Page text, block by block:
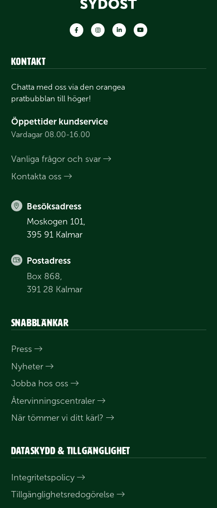
Facebook Instagram LinkedIn
Kontakt
Chatta med oss via den orangea
pratbubblan till höger!
Öppettider kundservice
Vardagar 08.00-16.00
Vanliga frågor och svar
Kontakta oss
Besöksadress
Moskogen 101,
395 91 Kalmar
Postadress
Box 868,
391 28 Kalmar
Snabblänkar
Press
Nyheter
Jobba hos oss
Åter­vinnings­centraler
När tömmer vi ditt kärl?
Dataskydd & tillgänglighet
Integritets­policy
Till­gänglighets­redogörelse